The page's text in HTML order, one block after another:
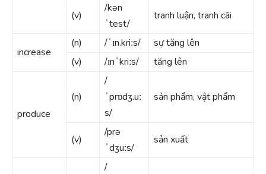
(v)
/kən
ˈtest/
tranh luận, tranh cãi
increase
(n) /ˈɪn.kriːs/
sự tăng lên
(v)
/ɪnˈkriːs/ tăng lên
produce
(n)
/
ˈprɒdʒ.uː
s/
sản phẩm, vật phẩm
(v)
/prə
ˈdʒuːs/
sản xuất
/